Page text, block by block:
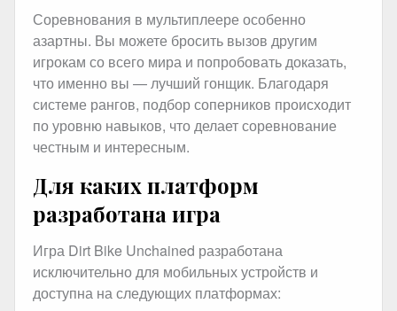
Соревнования в мультиплеере особенно
азартны. Вы можете бросить вызов другим
игрокам со всего мира и попробовать доказать,
что именно вы — лучший гонщик. Благодаря
системе рангов, подбор соперников происходит
по уровню навыков, что делает соревнование
честным и интересным.
Для каких платформ
разработана игра
Игра Dirt Bike Unchained разработана
исключительно для мобильных устройств и
доступна на следующих платформах: